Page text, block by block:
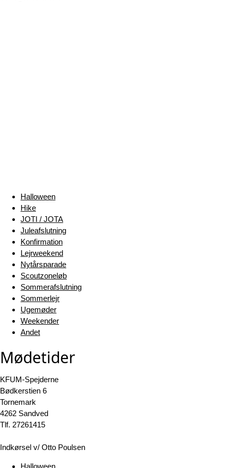
Halloween
Hike
JOTI / JOTA
Juleafslutning
Konfirmation
Lejrweekend
Nytårsparade
Scoutzoneløb
Sommerafslutning
Sommerlejr
Ugemøder
Weekender
Andet
Mødetider
KFUM-Spejderne
Bødkerstien 6
Tornemark
4262 Sandved
Tlf. 27261415
Indkørsel v/ Otto Poulsen
Halloween